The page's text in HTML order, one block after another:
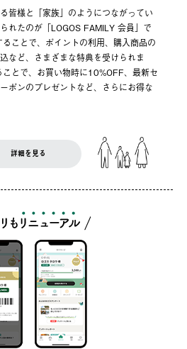
皆様と「家族」のようにつながってい
れたのが「LOGOS FAMILY 会員」で
ことで、ポイントの利用、購入商品の
など、さまざまな特典を受けられま
とで、お買い物時に10%OFF、最新セ
ポンのプレゼントなど、さらにお得な
詳細を見る